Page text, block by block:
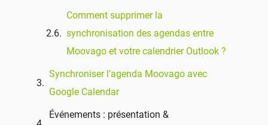
Comment supprimer la
synchronisation des agendas entre
Moovago et votre calendrier Outlook ?
Synchroniser l’agenda Moovago avec
Google Calendar
Événements : présentation &